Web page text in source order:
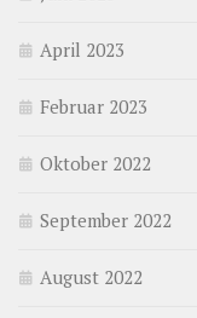
April 2023
Februar 2023
Oktober 2022
September 2022
August 2022